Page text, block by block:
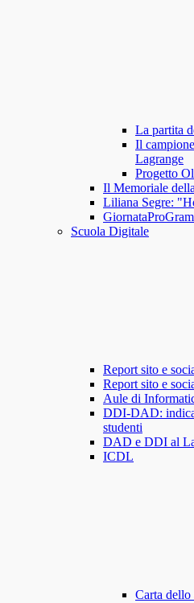
La partita
Il
Lagrange
Progetto
Il Memoriale
Liliana Segre:
Scuola Digitale
Report sito e
Report sito e
Aule di
DDI-DAD:
studenti
DAD e DDI al
ICDL
Carta dello